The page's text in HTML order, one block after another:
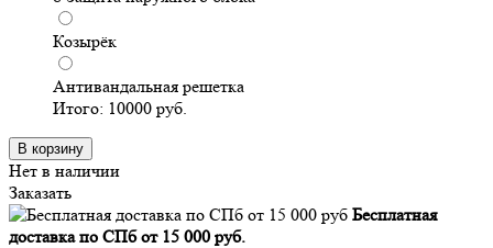
Козырёк
Антивандальная решетка
Итого: 10000 руб.
В корзину
Нет в наличии
Заказать
Бесплатная
доставка по СПб от 15 000 руб.